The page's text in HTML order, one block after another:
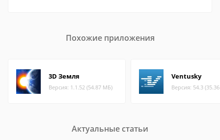
Похожие приложения
3D Земля
Версия: 1.1.52 (54.87 МБ)
Ventusky
Версия: 54.3
Актуальные статьи